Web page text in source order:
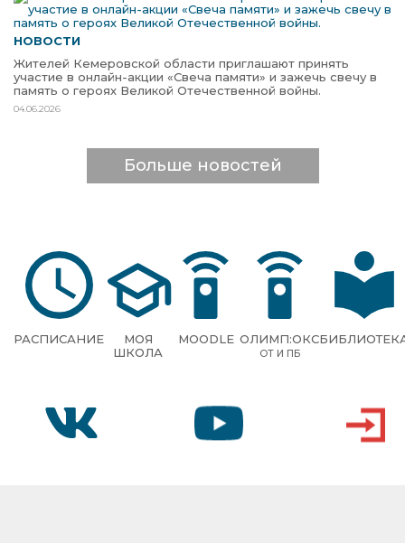
НОВОСТИ
Жителей Кемеровской области приглашают принять
участие в онлайн-акции «Свеча памяти» и зажечь свечу в
память о героях Великой Отечественной войны.
04.06.2026
Больше новостей
РАСПИСАНИЕ
МОЯ
ШКОЛА
MOODLE ОЛИМП:ОКС
ОТ И ПБ